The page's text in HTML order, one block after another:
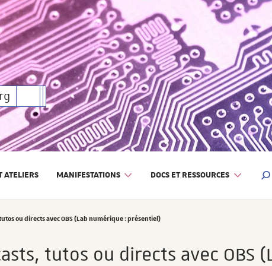
ATELIERS MANIFESTATIONS DOCS ET RESSOURCES
ou directs avec OBS (Lab numérique : présentiel)
tutos ou directs avec OBS